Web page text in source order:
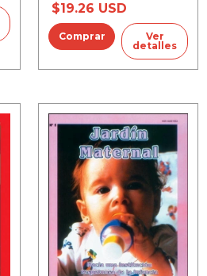
$19.26 USD
Ver
detalles